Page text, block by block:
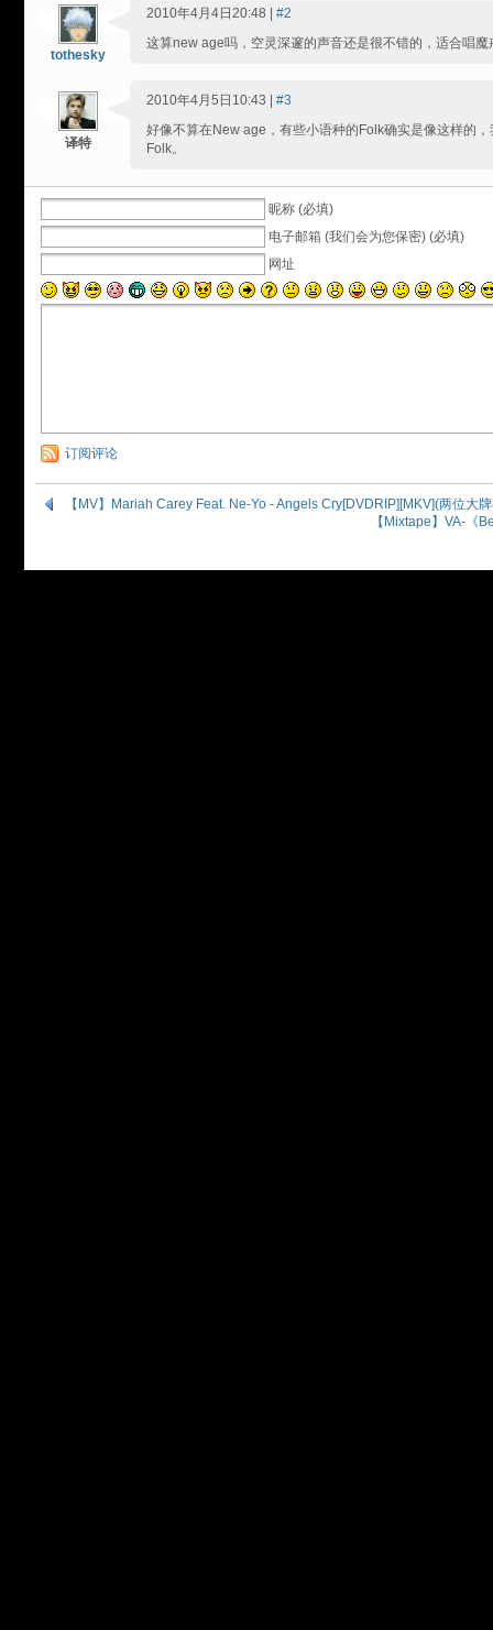
tothesky
2010年4月4日20:48 | #2
这算new age吗，空灵深邃的声音还是很不错的，适合唱魔
译特
2010年4月5日10:43 | #3
好像不算在New age，有些小语种的Folk确实是像这样的
Folk。
昵称 (必填)
电子邮箱 (我们会为您保密) (必填)
网址
订阅评论
【MV】Mariah Carey Feat. Ne-Yo - Angels Cry[DVDRIP][MKV](两位大
【Mixtape】VA-《